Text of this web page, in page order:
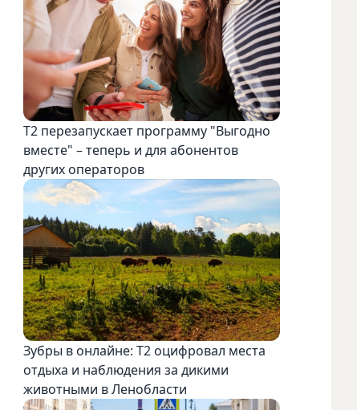
Т2 перезапускает программу "Выгодно
вместе" – теперь и для абонентов
других операторов
Зубры в онлайне: Т2 оцифровал места
отдыха и наблюдения за дикими
животными в Ленобласти